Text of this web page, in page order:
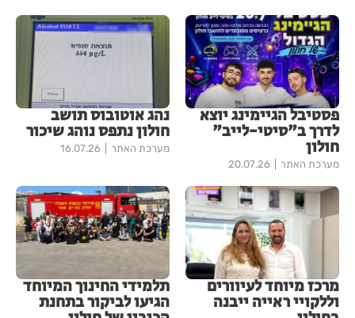
פסטיבל הגיימינג יוצא
לדרך ב"סיטי-לייב"
חולון
מערכת האתר 20.07.26
נהג אוטובוס תושב
חולון נתפס נוהג שיכור
מערכת האתר 16.07.26
מרכז מיוחד לעיוורים
וללקויי ראייה ייבנה
תלמידי החינוך המיוחד
הגיעו לביקור בתחנת